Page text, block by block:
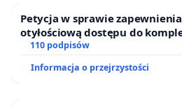
Petycja w sprawie
otyłościową dostępu do
oraz programów
110 podpisów
Informacja o przejrzystości